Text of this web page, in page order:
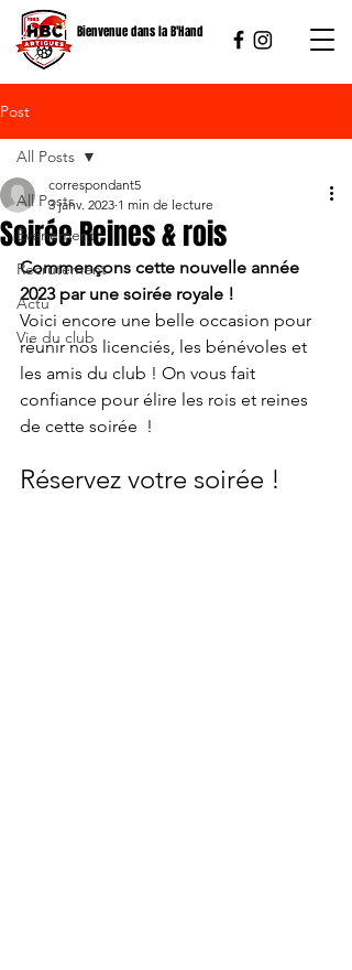
Bienvenue dans la B'Hand
Post
All Posts
Événement
Recrutement
Actu
Vie du club
All Posts
Soirée Reines & rois
correspondant5
3 janv. 2023 1 min de lecture
Commençons cette nouvelle année
2023 par une soirée royale !
Voici encore une belle occasion pour
réunir nos licenciés, les bénévoles et
les amis du club ! On vous fait
confiance pour élire les rois et reines
de cette soirée  !
Réservez votre soirée !